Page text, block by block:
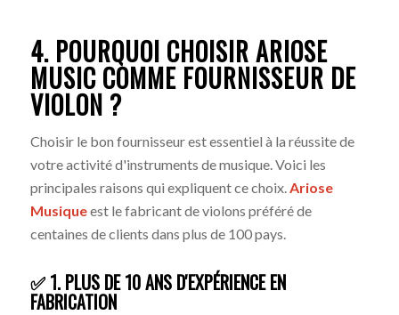
4. POURQUOI CHOISIR ARIOSE
MUSIC COMME FOURNISSEUR DE
VIOLON ?
Choisir le bon fournisseur est essentiel à la réussite de
votre activité d'instruments de musique. Voici les
principales raisons qui expliquent ce choix.Ariose
Musiqueest le fabricant de violons préféré de
centaines de clients dans plus de 100 pays.
✅ 1. PLUS DE 10 ANS D'EXPÉRIENCE EN
FABRICATION